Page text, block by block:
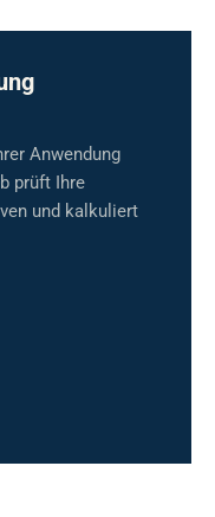
Anwendung
prüft Ihre
und kalkuliert